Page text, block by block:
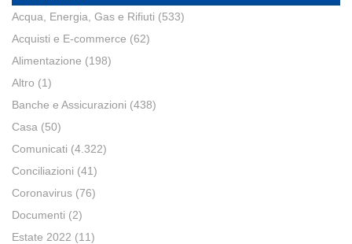
Acqua, Energia, Gas e Rifiuti (533)
Acquisti e E-commerce (62)
Alimentazione (198)
Altro (1)
Banche e Assicurazioni (438)
Casa (50)
Comunicati (4.322)
Conciliazioni (41)
Coronavirus (76)
Documenti (2)
Estate 2022 (11)